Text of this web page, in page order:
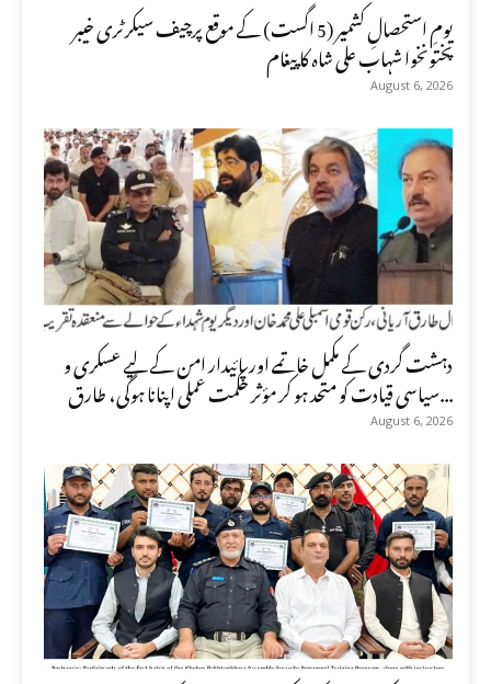
یومِ استحصالِ کشمیر (5 اگست) کے موقع پرچیف سیکرٹری خیبر
پختونخوا شہاب علی شاہ کا پیغام
August 6, 2026
دہشت گردی کے مکمل خاتمے اور پائیدار امن کے لیے عسکری و
سیاسی قیادت کو متحد ہو کر مؤثر حکمت عملی اپنانا ہوگی، طارق...
August 6, 2026